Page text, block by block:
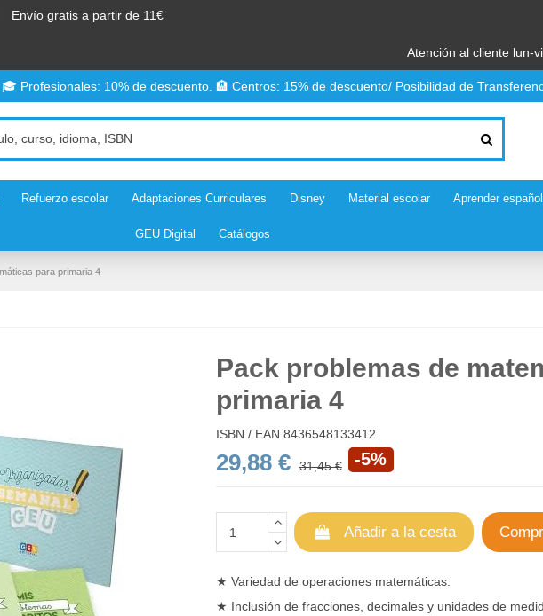
Envío gratis a partir de 11€
Atención al cliente lun-
Profesionales: 10% de descuento. 🏨 Centros: 15% de descuento/ Posibilidad de
Refuerzo escolar Adaptaciones Curriculares Disney Material escolar Aprender español
GEU Digital Catálogos
para primaria 4
Pack problemas de
primaria 4
ISBN / EAN 8436548133412
29,88 € 31,45 € -5%
Añadir a la cesta
★ Variedad de operaciones matemáticas.
★ Inclusión de fracciones, decimales y unidades de